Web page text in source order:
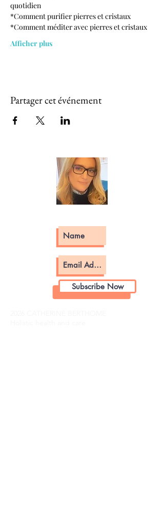
quotidien
*Comment purifier pierres et cristaux
*Comment méditer avec pierres et cristaux
Afficher plus
Partager cet événement
Subscribe Now